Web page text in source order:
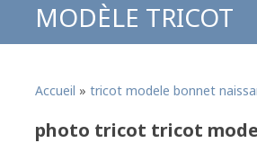
MODÈLE TRICOT
Accueil » tricot modele bonnet
photo tricot tricot